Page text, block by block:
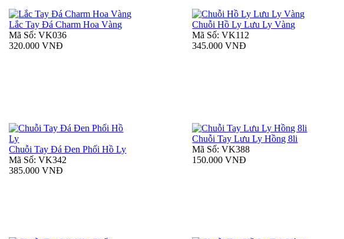
Lắc Tay Đá Charm Hoa Vàng
Mã Số: VK036
320.000 VNĐ
Chuỗi Hồ Ly Lưu Ly Vàng
Mã Số: VK112
345.000 VNĐ
Chuỗi Tay Đá Đen Phối Hồ Ly
Mã Số: VK342
385.000 VNĐ
Chuỗi Tay Lưu Ly Hồng 8li
Mã Số: VK388
150.000 VNĐ